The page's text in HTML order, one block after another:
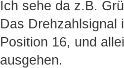
Ich sehe da z.B.
Das Drehzahlsignal
Position 16, und
ausgehen.